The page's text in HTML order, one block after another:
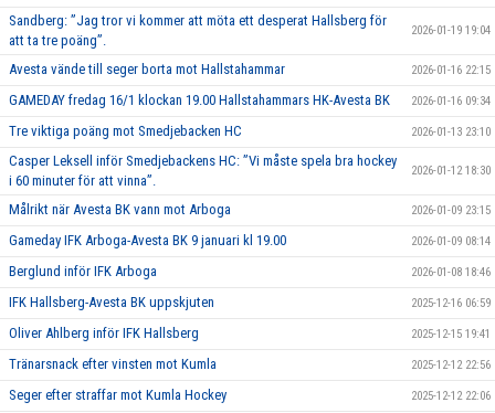
Sandberg: ”Jag tror vi kommer att möta ett desperat Hallsberg för
att ta tre poäng”.
2026-01-19 19:04
Avesta vände till seger borta mot Hallstahammar 2026-01-16 22:15
GAMEDAY fredag 16/1 klockan 19.00 Hallstahammars HK-Avesta BK 2026-01-16 09:34
Tre viktiga poäng mot Smedjebacken HC 2026-01-13 23:10
Casper Leksell inför Smedjebackens HC: ”Vi måste spela bra hockey
i 60 minuter för att vinna”.
2026-01-12 18:30
Målrikt när Avesta BK vann mot Arboga 2026-01-09 23:15
Gameday IFK Arboga-Avesta BK 9 januari kl 19.00 2026-01-09 08:14
Berglund inför IFK Arboga 2026-01-08 18:46
IFK Hallsberg-Avesta BK uppskjuten 2025-12-16 06:59
Oliver Ahlberg inför IFK Hallsberg 2025-12-15 19:41
Tränarsnack efter vinsten mot Kumla 2025-12-12 22:56
Seger efter straffar mot Kumla Hockey 2025-12-12 22:06